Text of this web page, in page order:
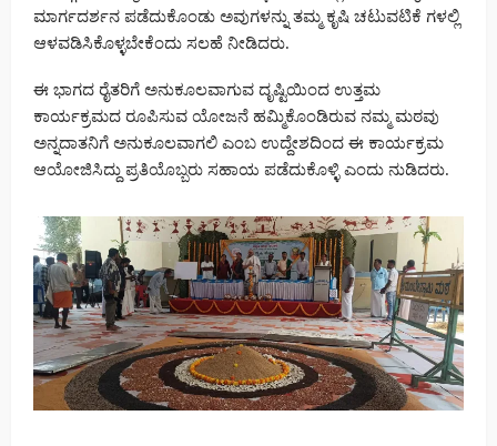
ಮಾರ್ಗದರ್ಶನ ಪಡೆದುಕೊಂಡು ಅವುಗಳನ್ನು ತಮ್ಮ ಕೃಷಿ ಚಟುವಟಿಕೆ ಗಳಲ್ಲಿ
ಆಳವಡಿಸಿಕೊಳ್ಳಬೇಕೆಂದು ಸಲಹೆ ನೀಡಿದರು.
ಈ ಭಾಗದ ರೈತರಿಗೆ ಅನುಕೂಲವಾಗುವ ದೃಷ್ಟಿಯಿಂದ ಉತ್ತಮ
ಕಾರ್ಯಕ್ರಮದ ರೂಪಿಸುವ ಯೋಜನೆ ಹಮ್ಮಿಕೊಂಡಿರುವ ನಮ್ಮ ಮಠವು‌
ಅನ್ನದಾತನಿಗೆ ಅನುಕೂಲವಾಗಲಿ ಎಂಬ ಉದ್ದೇಶದಿಂದ ಈ ಕಾರ್ಯಕ್ರಮ
ಆಯೋಜಿಸಿದ್ದು ಪ್ರತಿಯೊಬ್ಬರು ಸಹಾಯ ಪಡೆದುಕೊಳ್ಳಿ ಎಂದು ನುಡಿದರು.